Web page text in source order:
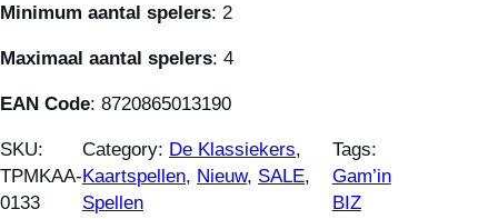
Minimum aantal spelers: 2
Maximaal aantal spelers: 4
EAN Code: 8720865013190
SKU:
TPMKAA-
0133
Category: De Klassiekers
Kaartspellen, Nieuw, SALE
Spellen
Tags:
Gam’in
BIZ